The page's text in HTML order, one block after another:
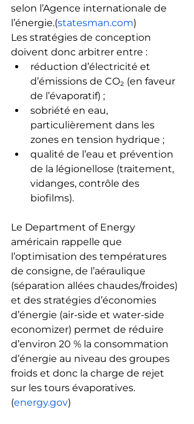
selon l’Agence internationale de
l’énergie.(statesman.com)
Les stratégies de conception
doivent donc arbitrer entre :
réduction d’électricité et
d’émissions de CO₂ (en faveur
de l’évaporatif) ;
sobriété en eau,
particulièrement dans les
zones en tension hydrique ;
qualité de l’eau et prévention
de la légionellose (traitement,
vidanges, contrôle des
biofilms).
Le Department of Energy
américain rappelle que
l’optimisation des températures
de consigne, de l’aéraulique
(séparation allées chaudes/froides)
et des stratégies d’économies
d’énergie (air-side et water-side
economizer) permet de réduire
d’environ 20 % la consommation
d’énergie au niveau des groupes
froids et donc la charge de rejet
sur les tours évaporatives.
(energy.gov)